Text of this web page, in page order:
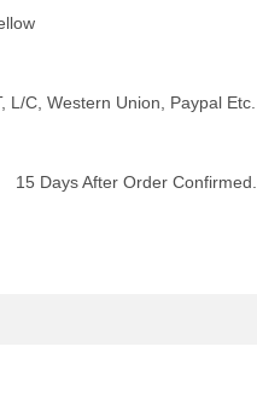
L/C, Western Union, Paypal Etc.
15 Days After Order Confirmed.